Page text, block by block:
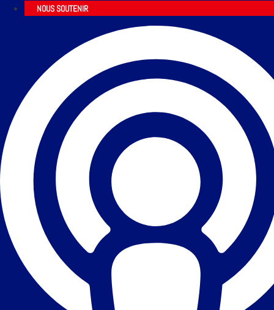
NOUS SOUTENIR